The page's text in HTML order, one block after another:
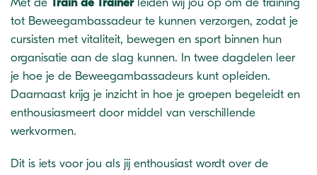
Met de Train de Trainerleiden wij jou op om de training
tot Beweegambassadeur te kunnen verzorgen, zodat je
cursisten met vitaliteit, bewegen en sport binnen hun
organisatie aan de slag kunnen. In twee dagdelen leer
je hoe je de Beweegambassadeurs kunt opleiden.
Daarnaast krijg je inzicht in hoe je groepen begeleidt en
enthousiasmeert door middel van verschillende
werkvormen.
Dit is iets voor jou als jij enthousiast wordt over de